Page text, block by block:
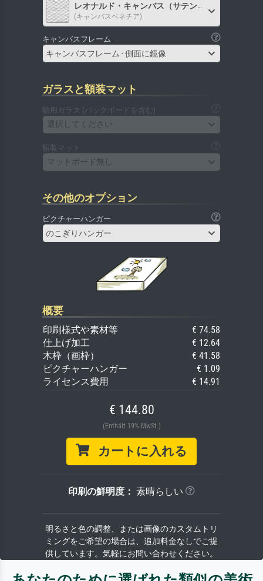
レオナルド・キャンバス（サテン）
(キャンバスベネチア)
キャンバスフレーム
キャンバスフレーム - 側面に鏡像
ガラスと額装マット
額用ガラス (バックボードを含む)
選択してください
額装マット
マットボード無し
その他のオプション
ピクチャーハンガー
のこぎりハンガー
概要
印刷様式や素材等
€ 74.58
仕上げ加工
€ 12.64
木枠（画枠）
€ 41.58
ピクチャーハンガー
€ 1.09
ライセンス費用
€ 14.91
€ 144.80
(Enthält 19% MwSt.)
カートに入れる
印刷の鮮明度： 素晴らしい
明るさと色の調整、または画像のカスタムトリ
ミングをご希望の場合は、追加料金なしでご提
供しています。気軽にお問い合わせください。